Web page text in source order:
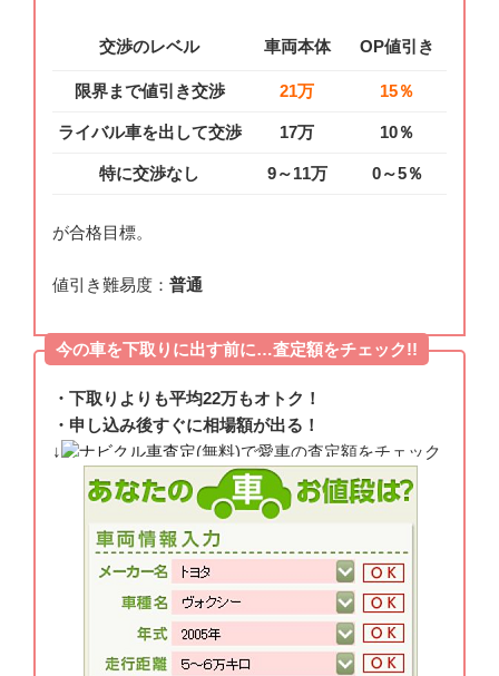
交渉のレベル 車両本体 OP値引き
限界まで値引き交渉 21万 15％
ライバル車を出して交渉 17万 10％
特に交渉なし 9～11万 0～5％
が合格目標。
値引き難易度： 普通
今の車を下取りに出す前に…査定額をチェック!!
・下取りよりも平均22万もオトク！
・申し込み後すぐに相場額が出る！
↓
ナビクル車査定(無料)で愛車の査定額をチェック